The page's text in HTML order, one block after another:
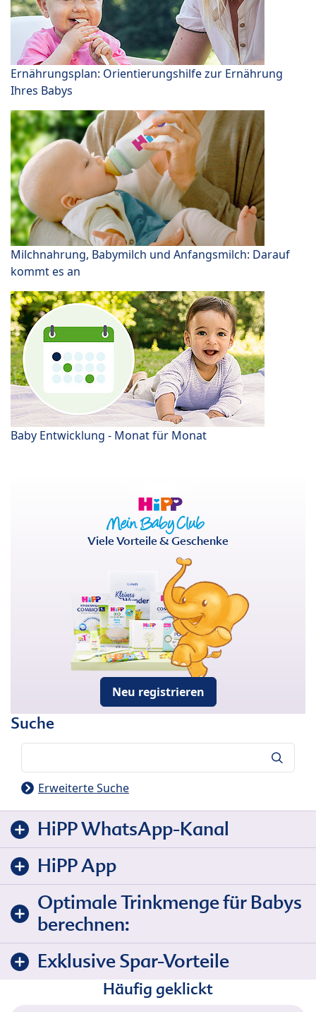
Ernährungsplan: Orientierungshilfe zur Ernährung
Ihres Babys
Milchnahrung, Babymilch und Anfangsmilch: Darauf
kommt es an
Baby Entwicklung - Monat für Monat
Viele Vorteile & Geschenke
Neu registrieren
Suche
Erweiterte Suche
HiPP WhatsApp-Kanal
HiPP App
Optimale Trinkmenge für Babys
berechnen:
Exklusive Spar-Vorteile
Häufig geklickt